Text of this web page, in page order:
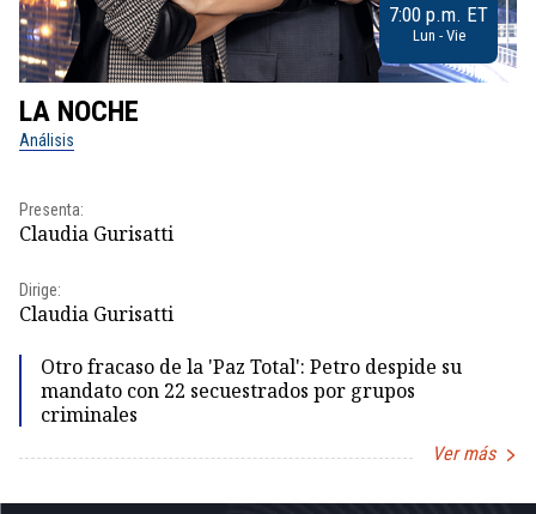
7:00 p.m. ET
Lun - Vie
LA NOCHE
Análisis
Presenta:
Claudia Gurisatti
Dirige:
Claudia Gurisatti
Otro fracaso de la 'Paz Total': Petro despide su
mandato con 22 secuestrados por grupos
criminales
Ver más
1